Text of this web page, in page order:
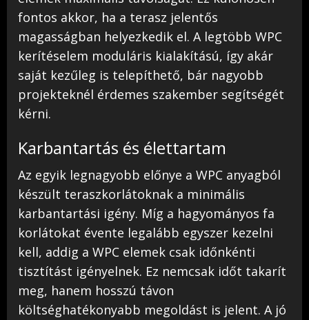
fontos akkor, ha a terasz jelentős
magasságban helyezkedik el. A legtöbb WPC
kerítéselem moduláris kialakítású, így akár
saját kezűleg is telepíthető, bár nagyobb
projekteknél érdemes szakember segítségét
kérni.
Karbantartás és élettartam
Az egyik legnagyobb előnye a WPC anyagból
készült teraszkorlátoknak a minimális
karbantartási igény. Míg a hagyományos fa
korlátokat évente legalább egyszer kezelni
kell, addig a WPC elemek csak időnkénti
tisztítást igényelnek. Ez nemcsak időt takarít
meg, hanem hosszú távon
költséghatékonyabb megoldást is jelent. A jó